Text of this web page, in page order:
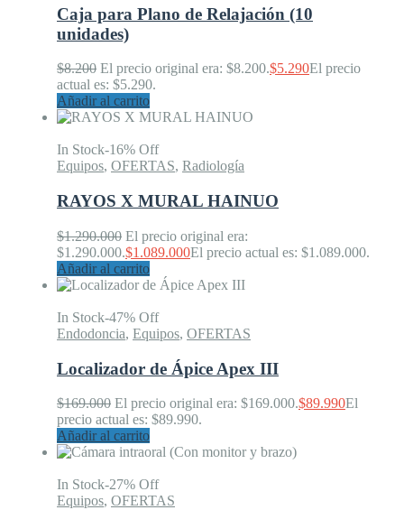
Caja para Plano de Relajación (10
unidades)
$8.200 El precio original era: $8.200.$5.290El precio
actual es: $5.290.
Añadir al carrito
In Stock-16% Off
Equipos, OFERTAS, Radiología
RAYOS X MURAL HAINUO
$1.290.000 El precio original era:
$1.290.000.$1.089.000El precio actual es: $1.089.000.
Añadir al carrito
In Stock-47% Off
Endodoncia, Equipos, OFERTAS
Localizador de Ápice Apex III
$169.000 El precio original era: $169.000.$89.990El
precio actual es: $89.990.
Añadir al carrito
In Stock-27% Off
Equipos, OFERTAS